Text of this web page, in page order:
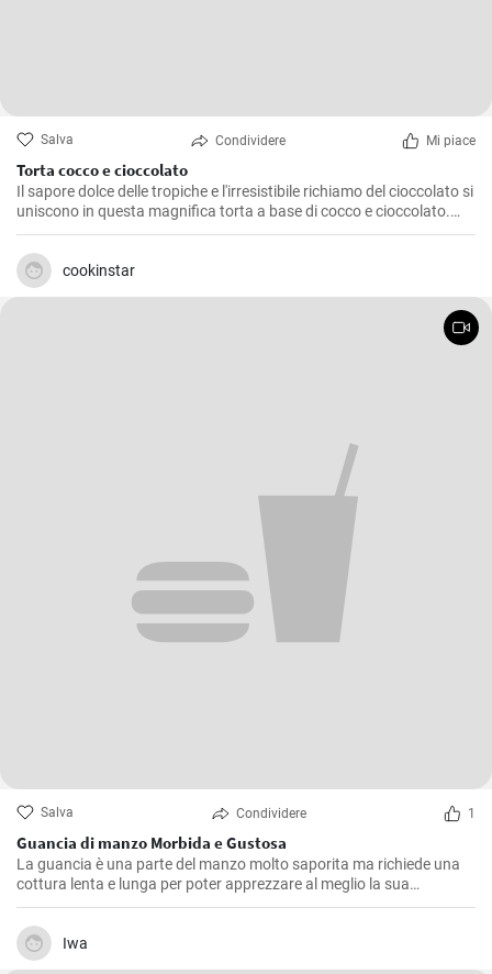
Salva Condividere Mi piace
Torta cocco e cioccolato
Il sapore dolce delle tropiche e l'irresistibile richiamo del cioccolato si
uniscono in questa magnifica torta a base di cocco e cioccolato.
Preparata diverse volte in casa mia, è un dolce che non delude mai,
una golosità amata sia dai grandi che dai piccolini. Una torta
genuina e facile da preparare che dona un finale dolce e raffinato a
qualsiasi pasto.
cookinstar
Salva Condividere 1
Guancia di manzo Morbida e Gustosa
La guancia è una parte del manzo molto saporita ma richiede una
cottura lenta e lunga per poter apprezzare al meglio la sua
consistenza morbida e il suo sapore pieno. Questa ricetta è stata
ripetuta molte volte nella mia cucina, affinando ogni volta piccoli
dettagli fino a raggiungere quello che, secondo me, è il giusto
equilibrio di sapori.
Iwa